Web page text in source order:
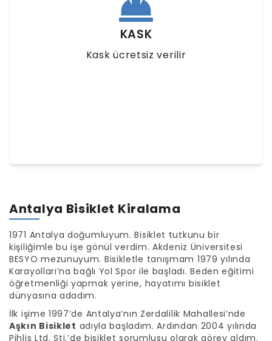
KASK
Kask ücretsiz verilir
Antalya Bisiklet Kiralama
1971 Antalya doğumluyum. Bisiklet tutkunu bir
kişiliğimle bu işe gönül verdim. Akdeniz Üniversitesi
BESYO mezunuyum. Bisikletle tanışmam 1979 yılında
Karayolları’na bağlı Yol Spor ile başladı. Beden eğitimi
öğretmenliği yapmak yerine, hayatımı bisiklet
dünyasına adadım.
İlk işime 1997’de Antalya’nın Zerdalilik Mahallesi’nde
Aşkın Bisiklet adıyla başladım. Ardından 2004 yılında
Pihlis Ltd. Şti.’de bisiklet sorumlusu olarak görev aldım.